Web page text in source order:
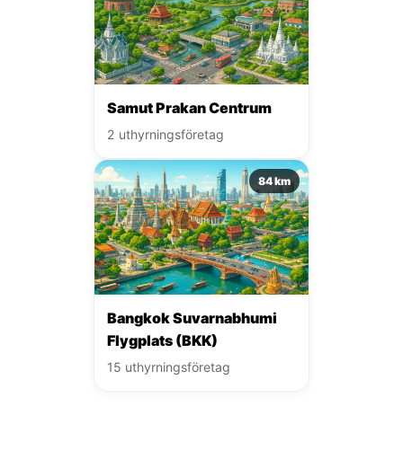
Samut Prakan Centrum
2 uthyrningsföretag
84 km
Bangkok Suvarnabhumi
Flygplats (BKK)
15 uthyrningsföretag